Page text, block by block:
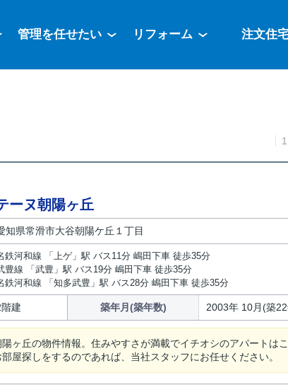
管理を任せたい リフォーム 注文住
1
ーヌ朝陽ヶ丘
知県常滑市大谷朝陽ケ丘１丁目
鉄河和線 「上ゲ」駅 バス11分 嶋田下車 徒歩35分
豊線 「武豊」駅 バス19分 嶋田下車 徒歩35分
鉄河和線 「知多武豊」駅 バス28分 嶋田下車 徒歩35分
階建 築年月(築年数) 2003年 10月(築
ヶ丘の物件情報。住みやすさが満載でイチオシのアパートは
屋探しをするのであれば、当社スタッフにお任せください。